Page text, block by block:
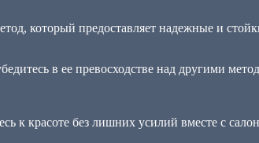
который предоставляет надежные и
в ее превосходстве над другими
к красоте без лишних усилий вместе с